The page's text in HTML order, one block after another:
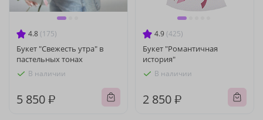
4.8 (175)
Букет "Свежесть утра" в
пастельных тонах
В наличии
5 850 ₽
4.9 (425)
Букет "Романтичная
история"
В наличии
2 850 ₽